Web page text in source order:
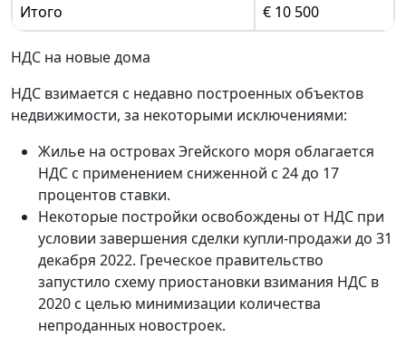
Итого
€ 10 500
НДС на новые дома
НДС взимается с недавно построенных объектов
недвижимости, за некоторыми исключениями:
Жилье на островах Эгейского моря облагается
НДС с применением сниженной с 24 до 17
процентов ставки.
Некоторые постройки освобождены от НДС при
условии завершения сделки купли-продажи до 31
декабря 2022. Греческое правительство
запустило схему приостановки взимания НДС в
2020 с целью минимизации количества
непроданных новостроек.